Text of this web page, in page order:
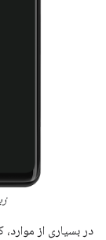
در بسیاری از